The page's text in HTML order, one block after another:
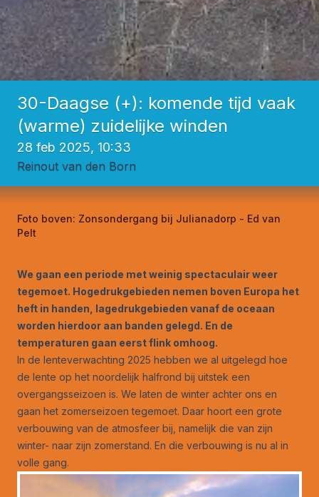
30-Daagse (+): komende tijd vaak
(warme) zuidelijke winden
28 feb 2025, 10:33
Reinout van den Born
Foto boven: Zonsondergang bij Julianadorp - Ed van
Pelt
We gaan een periode met weinig spectaculair weer
tegemoet. Hogedrukgebieden nemen boven Europa het
heft in handen, lagedrukgebieden vanaf de oceaan
worden hierdoor aan banden gelegd. En de
temperaturen gaan eerst flink omhoog.
In de lenteverwachting 2025 hebben we al uitgelegd hoe
de lente op het noordelijk halfrond bij uitstek een
overgangsseizoen is. We laten de winter achter ons en
gaan het zomerseizoen tegemoet. Daar hoort een grote
verbouwing van de atmosfeer bij, namelijk die van zijn
winter- naar zijn zomerstand. En die verbouwing is nu al in
volle gang.